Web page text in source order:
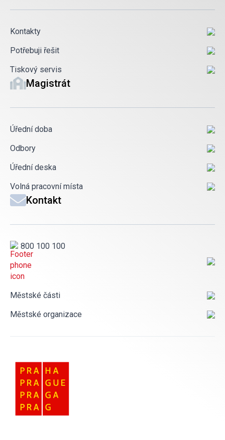
Kontakty
Potřebuji řešit
Tiskový servis
Magistrát
Úřední doba
Odbory
Úřední deska
Volná pracovní místa
Kontakt
800 100 100
Městské části
Městské organizace